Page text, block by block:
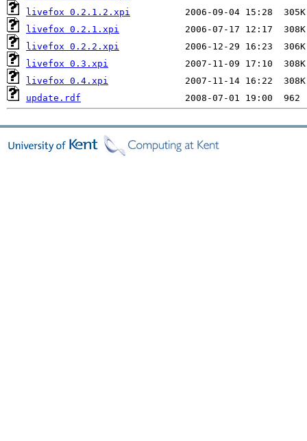
livefox 0.2.1.2.xpi
livefox 0.2.1.xpi
livefox 0.2.2.xpi
livefox 0.3.xpi
livefox 0.4.xpi
update.rdf